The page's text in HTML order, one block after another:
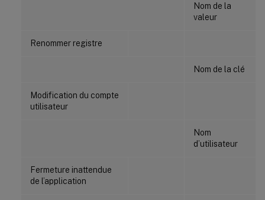
Nom de la
valeur
Renommer registre
Nom de la clé
Modification du compte
utilisateur
Nom
d’utilisateur
Fermeture inattendue
de l’application